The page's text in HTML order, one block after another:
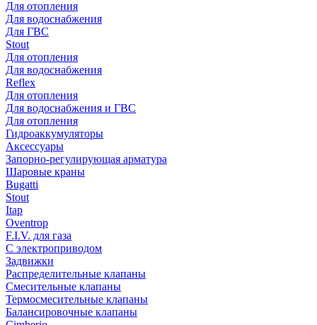
Для отопления
Для водоснабжения
Для ГВС
Stout
Для отопления
Для водоснабжения
Reflex
Для отопления
Для водоснабжения и ГВС
Для отопления
Гидроаккумуляторы
Аксессуары
Запорно-регулирующая арматура
Шаровые краны
Bugatti
Stout
Itap
Oventrop
F.I.V. для газа
С электроприводом
Задвижки
Распределительные клапаны
Cмесительные клапаны
Термосмесительные клапаны
Балансировочные клапаны